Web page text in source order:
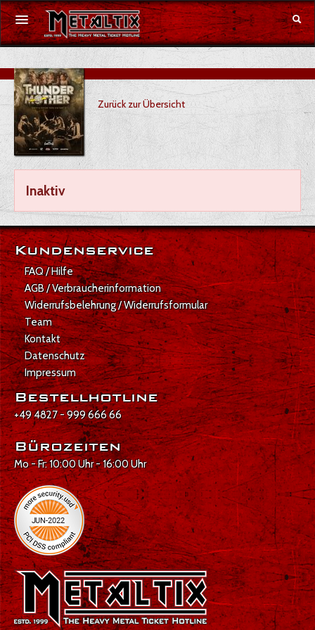
Konzerte
Festivals
Gutschein
Merchandise
DE|EN
Anmelden
Zurück zur Übersicht
Inaktiv
Kundenservice
FAQ / Hilfe
AGB / Verbraucherinformation
Widerrufsbelehrung / Widerrufsformular
Team
Kontakt
Datenschutz
Impressum
Bestellhotline
+49 4827 - 999 666 66
Bürozeiten
Mo - Fr: 10:00 Uhr - 16:00 Uhr